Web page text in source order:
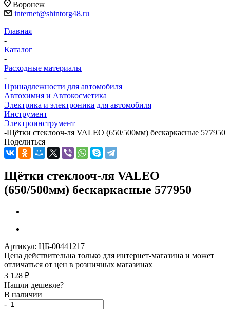
Воронеж
internet@shintorg48.ru
Главная
-
Каталог
-
Расходные материалы
-
Принадлежности для автомобиля
Автохимия и Автокосметика
Электрика и электроника для автомобиля
Инструмент
Электроинструмент
-Щётки стеклооч-ля VALEO (650/500мм) бескаркасные 577950
Поделиться
Щётки стеклооч-ля VALEO
(650/500мм) бескаркасные 577950
Артикул: ЦБ-00441217
Цена действительна только для интернет-магазина и может
отличаться от цен в розничных магазинах
3 128 ₽
Нашли дешевле?
В наличии
-
+